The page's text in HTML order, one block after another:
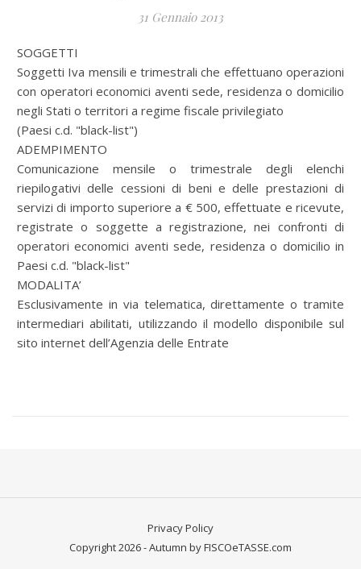
31 Gennaio 2013
SOGGETTI
Soggetti Iva mensili e trimestrali che effettuano operazioni
con operatori economici aventi sede, residenza o domicilio
negli Stati o territori a regime fiscale privilegiato
(Paesi c.d. "black-list")
ADEMPIMENTO
Comunicazione mensile o trimestrale degli elenchi
riepilogativi delle cessioni di beni e delle prestazioni di
servizi di importo superiore a € 500, effettuate e ricevute,
registrate o soggette a registrazione, nei confronti di
operatori economici aventi sede, residenza o domicilio in
Paesi c.d. "black-list"
MODALITA’
Esclusivamente in via telematica, direttamente o tramite
intermediari abilitati, utilizzando il modello disponibile sul
sito internet dell’Agenzia delle Entrate
Privacy Policy
Copyright 2026 - Autumn by FISCOeTASSE.com